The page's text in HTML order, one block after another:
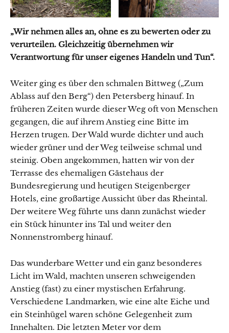
„Wir nehmen alles an, ohne es zu bewerten oder zu
verurteilen. Gleichzeitig übernehmen wir
Verantwortung für unser eigenes Handeln und Tun“.
Weiter ging es über den schmalen Bittweg („Zum
Ablass auf den Berg“) den Petersberg hinauf. In
früheren Zeiten wurde dieser Weg oft von Menschen
gegangen, die auf ihrem Anstieg eine Bitte im
Herzen trugen. Der Wald wurde dichter und auch
wieder grüner und der Weg teilweise schmal und
steinig. Oben angekommen, hatten wir von der
Terrasse des ehemaligen Gästehaus der
Bundesregierung und heutigen Steigenberger
Hotels, eine großartige Aussicht über das Rheintal.
Der weitere Weg führte uns dann zunächst wieder
ein Stück hinunter ins Tal und weiter den
Nonnenstromberg hinauf.
Das wunderbare Wetter und ein ganz besonderes
Licht im Wald, machten unseren schweigenden
Anstieg (fast) zu einer mystischen Erfahrung.
Verschiedene Landmarken, wie eine alte Eiche und
ein Steinhügel waren schöne Gelegenheit zum
Innehalten. Die letzten Meter vor dem